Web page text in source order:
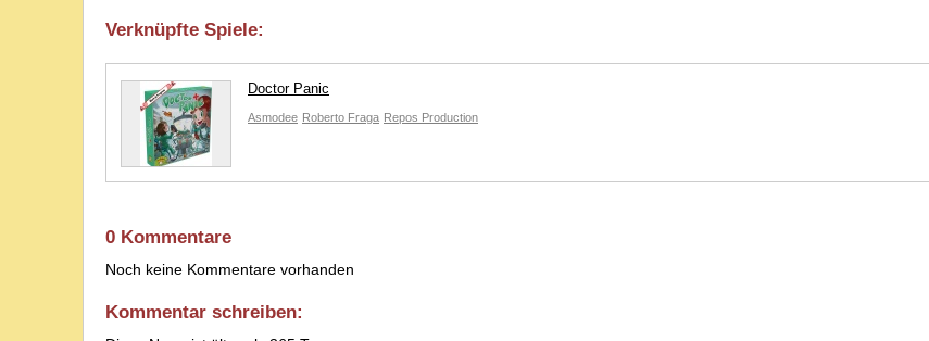
Verknüpfte Spiele:
Doctor Panic
Asmodee Roberto Fraga Repos Production
0 Kommentare
Noch keine Kommentare vorhanden
Kommentar schreiben: